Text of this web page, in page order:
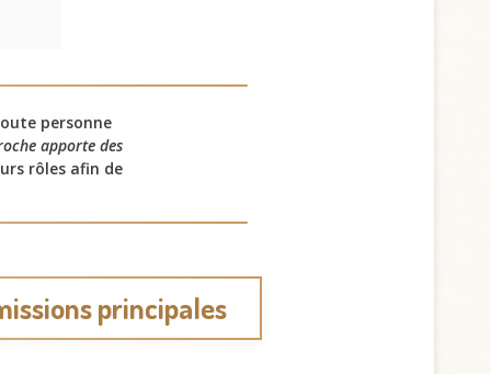
personne
apporte des
rôles afin de
principales